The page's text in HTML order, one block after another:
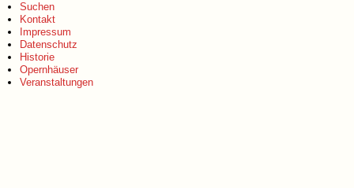
Suchen
Kontakt
Impressum
Datenschutz
Historie
Opernhäuser
Veranstaltungen